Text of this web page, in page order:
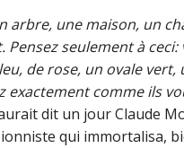
arbre, une maison, un
Pensez seulement à ceci:
de rose, un ovale vert,
exactement comme ils
dit un jour Claude
qui immortalisa,